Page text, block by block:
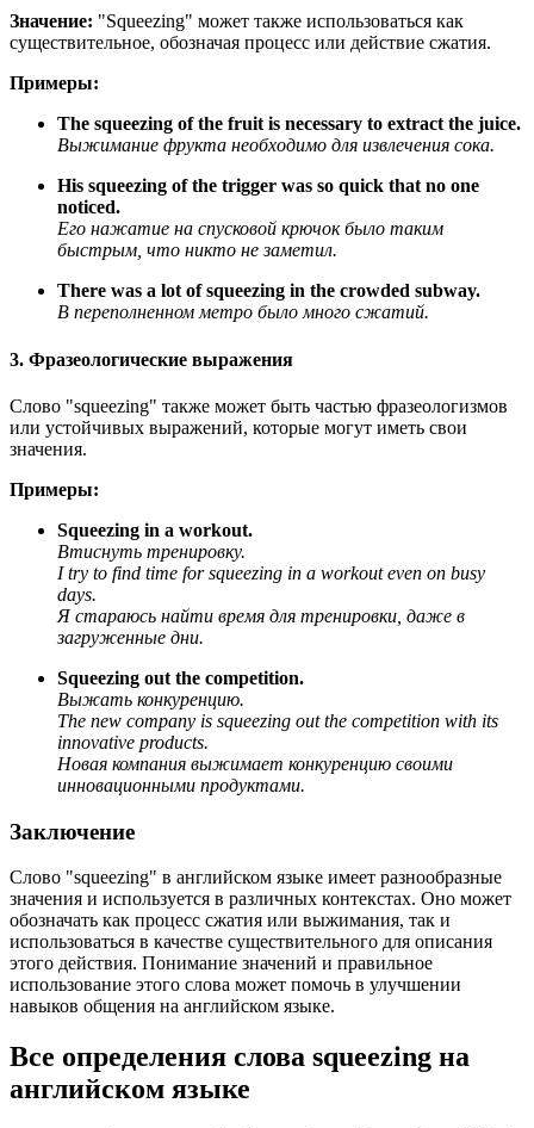
Значение: "Squeezing" может также использоваться как
существительное, обозначая процесс или действие сжатия.
Примеры:
The squeezing of the fruit is necessary to extract the juice.
Выжимание фрукта необходимо для извлечения сока.
His squeezing of the trigger was so quick that no one
noticed.
Его нажатие на спусковой крючок было таким
быстрым, что никто не заметил.
There was a lot of squeezing in the crowded subway.
В переполненном метро было много сжатий.
3. Фразеологические выражения
Слово "squeezing" также может быть частью фразеологизмов
или устойчивых выражений, которые могут иметь свои
значения.
Примеры:
Squeezing in a workout.
Втиснуть тренировку.
I try to find time for squeezing in a workout even on busy
days.
Я стараюсь найти время для тренировки, даже в
загруженные дни.
Squeezing out the competition.
Выжать конкуренцию.
The new company is squeezing out the competition with its
innovative products.
Новая компания выжимает конкуренцию своими
инновационными продуктами.
Заключение
Слово "squeezing" в английском языке имеет разнообразные
значения и используется в различных контекстах. Оно может
обозначать как процесс сжатия или выжимания, так и
использоваться в качестве существительного для описания
этого действия. Понимание значений и правильное
использование этого слова может помочь в улучшении
навыков общения на английском языке.
Все определения слова squeezing на
английском языке